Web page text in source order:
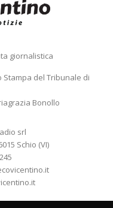
giornalistica
Stampa del Tribunale di
Bonollo
srl
Schio (VI)